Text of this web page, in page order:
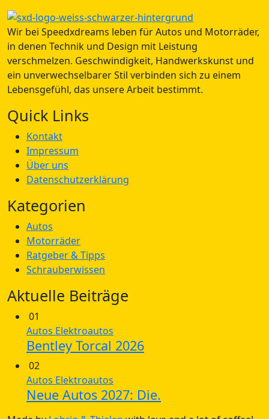
Wir bei Speedxdreams leben für Autos und Motorräder,
in denen Technik und Design mit Leistung
verschmelzen. Geschwindigkeit, Handwerkskunst und
ein unverwechselbarer Stil verbinden sich zu einem
Lebensgefühl, das unsere Arbeit bestimmt.
Quick Links
Kontakt
Impressum
Über uns
Datenschutzerklärung
Kategorien
Autos
Motorräder
Ratgeber & Tipps
Schrauberwissen
Aktuelle Beiträge
01
Autos Elektroautos
Bentley Torcal 2026
02
Autos Elektroautos
Neue Autos 2027: Die.